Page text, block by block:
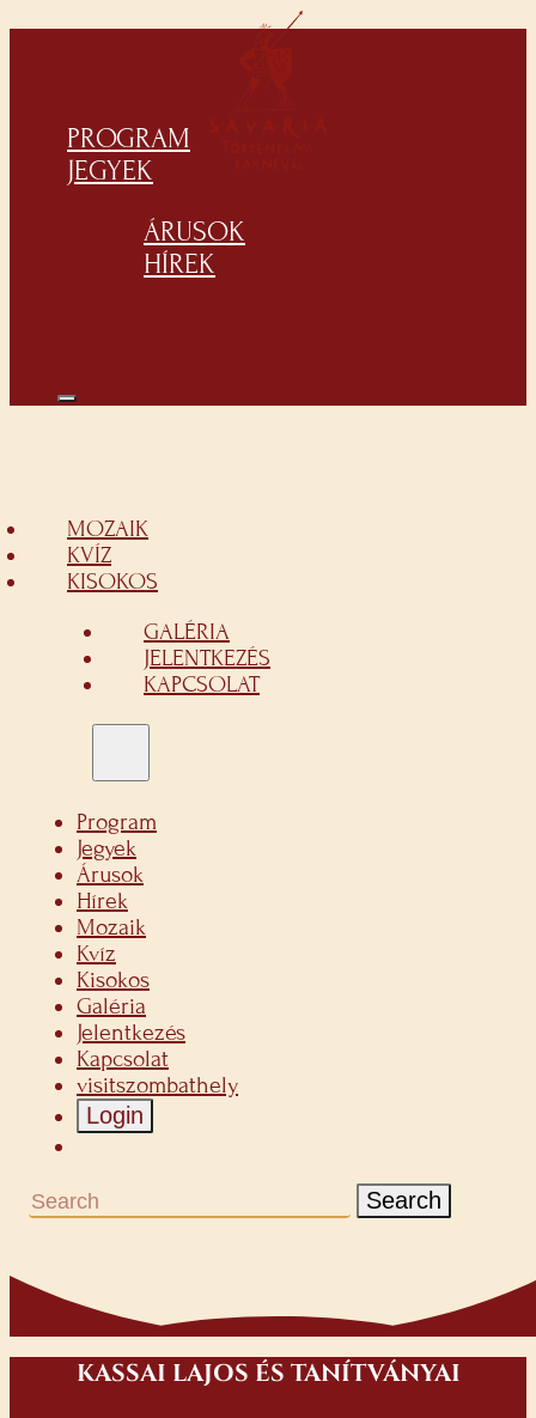
PROGRAM
JEGYEK
ÁRUSOK
HÍREK
MOZAIK
KVÍZ
KISOKOS
GALÉRIA
JELENTKEZÉS
KAPCSOLAT
Program
Jegyek
Árusok
Hírek
Mozaik
Kvíz
Kisokos
Galéria
Jelentkezés
Kapcsolat
visitszombathely
Login
Search
KASSAI LAJOS ÉS TANÍTVÁNYAI